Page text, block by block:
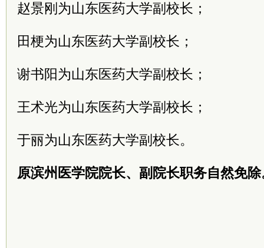
赵景刚为山东医药大学副校长；
田梗为山东医药大学副校长；
谢书阳为山东医药大学副校长；
王术光为山东医药大学副校长；
于丽为山东医药大学副校长。
原滨州医学院院长、副院长职务自然免除